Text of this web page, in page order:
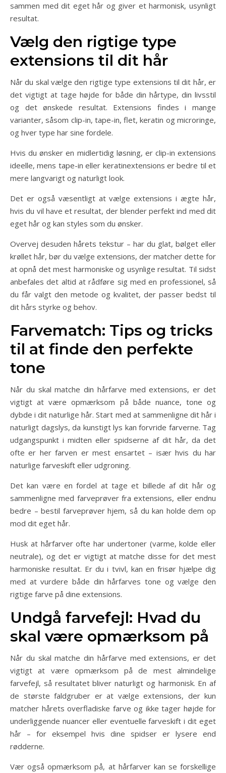
sammen med dit eget hår og giver et harmonisk, usynligt
resultat.
Vælg den rigtige type
extensions til dit hår
Når du skal vælge den rigtige type extensions til dit hår, er
det vigtigt at tage højde for både din hårtype, din livsstil
og det ønskede resultat. Extensions findes i mange
varianter, såsom clip-in, tape-in, flet, keratin og microringe,
og hver type har sine fordele.
Hvis du ønsker en midlertidig løsning, er clip-in extensions
ideelle, mens tape-in eller keratinextensions er bedre til et
mere langvarigt og naturligt look.
Det er også væsentligt at vælge extensions i ægte hår,
hvis du vil have et resultat, der blender perfekt ind med dit
eget hår og kan styles som du ønsker.
Overvej desuden hårets tekstur – har du glat, bølget eller
krøllet hår, bør du vælge extensions, der matcher dette for
at opnå det mest harmoniske og usynlige resultat. Til sidst
anbefales det altid at rådføre sig med en professionel, så
du får valgt den metode og kvalitet, der passer bedst til
dit hårs styrke og behov.
Farvematch: Tips og tricks
til at finde den perfekte
tone
Når du skal matche din hårfarve med extensions, er det
vigtigt at være opmærksom på både nuance, tone og
dybde i dit naturlige hår. Start med at sammenligne dit hår i
naturligt dagslys, da kunstigt lys kan forvride farverne. Tag
udgangspunkt i midten eller spidserne af dit hår, da det
ofte er her farven er mest ensartet – især hvis du har
naturlige farveskift eller udgroning.
Det kan være en fordel at tage et billede af dit hår og
sammenligne med farveprøver fra extensions, eller endnu
bedre – bestil farveprøver hjem, så du kan holde dem op
mod dit eget hår.
Husk at hårfarver ofte har undertoner (varme, kolde eller
neutrale), og det er vigtigt at matche disse for det mest
harmoniske resultat. Er du i tvivl, kan en frisør hjælpe dig
med at vurdere både din hårfarves tone og vælge den
rigtige farve på dine extensions.
Undgå farvefejl: Hvad du
skal være opmærksom på
Når du skal matche din hårfarve med extensions, er det
vigtigt at være opmærksom på de mest almindelige
farvefejl, så resultatet bliver naturligt og harmonisk. En af
de største faldgruber er at vælge extensions, der kun
matcher hårets overfladiske farve og ikke tager højde for
underliggende nuancer eller eventuelle farveskift i dit eget
hår – for eksempel hvis dine spidser er lysere end
rødderne.
Vær også opmærksom på, at hårfarver kan se forskellige